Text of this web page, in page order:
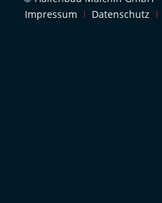
Impressum
Datenschutz